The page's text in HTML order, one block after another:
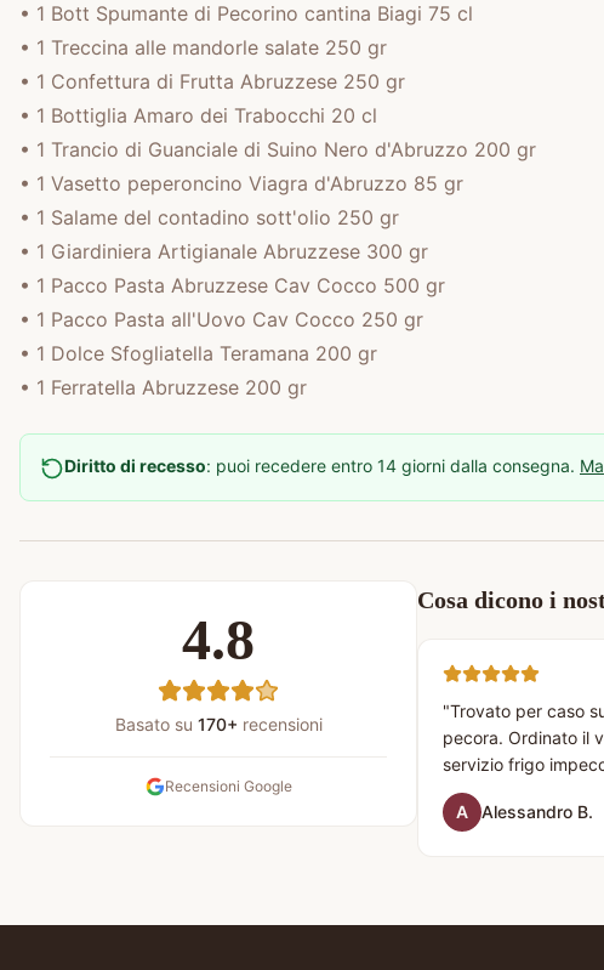
• 1 Bott Spumante di Pecorino cantina Biagi 75 cl
• 1 Treccina alle mandorle salate 250 gr
• 1 Confettura di Frutta Abruzzese 250 gr
• 1 Bottiglia Amaro dei Trabocchi 20 cl
• 1 Trancio di Guanciale di Suino Nero d'Abruzzo 200 gr
• 1 Vasetto peperoncino Viagra d'Abruzzo 85 gr
• 1 Salame del contadino sott'olio 250 gr
• 1 Giardiniera Artigianale Abruzzese 300 gr
• 1 Pacco Pasta Abruzzese Cav Cocco 500 gr
• 1 Pacco Pasta all'Uovo Cav Cocco 250 gr
• 1 Dolce Sfogliatella Teramana 200 gr
• 1 Ferratella Abruzzese 200 gr
Diritto di recesso: puoi recedere entro 14 giorni dalla consegna.
4.8
Basato su 170+ recensioni
Recensioni Google
Cosa dicono i
"Trovato per caso
pecora. Ordinato il
servizio frigo
Sicuramente
A
Alessandro B.